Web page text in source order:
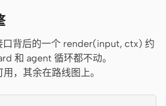
口背后的一个 render(input, ctx) 约
和 agent 循环都不动。
，其余在路线图上。